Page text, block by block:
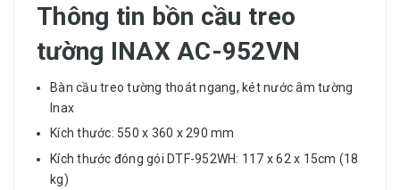
Thông tin bồn cầu treo
tường INAX AC-952VN
Bàn cầu treo tường thoát ngang, két nước âm tường
Inax
Kích thước: 550 x 360 x 290 mm
Kích thước đóng gói DTF-952WH: 117 x 62 x 15cm (18
kg)